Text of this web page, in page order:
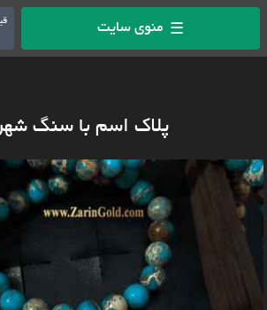
☰ منوی سایت
پلاک اسم با سنگ